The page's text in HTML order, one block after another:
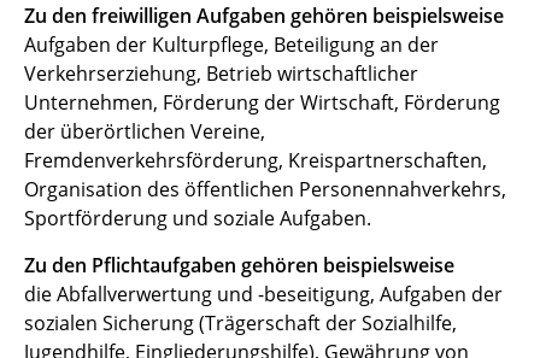
Zu den freiwilligen Aufgaben gehören beispielsweise
Aufgaben der Kulturpflege, Beteiligung an der
Verkehrserziehung, Betrieb wirtschaftlicher
Unternehmen, Förderung der Wirtschaft, Förderung
der überörtlichen Vereine,
Fremdenverkehrsförderung, Kreispartnerschaften,
Organisation des öffentlichen Personennahverkehrs,
Sportförderung und soziale Aufgaben.
Zu den Pflichtaufgaben gehören beispielsweise
die Abfallverwertung und -beseitigung, Aufgaben der
sozialen Sicherung (Trägerschaft der Sozialhilfe,
Jugendhilfe, Eingliederungshilfe), Gewährung von